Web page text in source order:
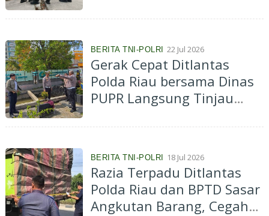
Dinormalisasi
BERITA TNI-POLRI 22 Jul 2026
Gerak Cepat Ditlantas
Polda Riau bersama Dinas
PUPR Langsung Tinjau
Awal Bros, Drainase
Banjir
BERITA TNI-POLRI 18 Jul 2026
Razia Terpadu Ditlantas
Polda Riau dan BPTD Sasar
Angkutan Barang, Cegah